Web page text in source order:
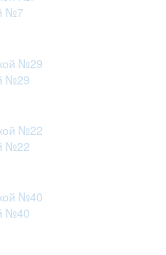
№7
№29
№22
№40